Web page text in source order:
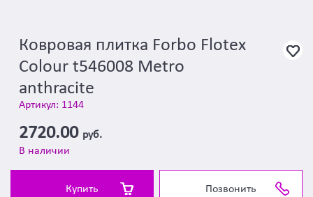
Ковровая плитка Forbo Flotex
Colour t546008 Metro
anthracite
Артикул: 1144
2720.00 руб.
В наличии
Купить Позвонить